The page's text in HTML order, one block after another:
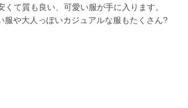
くて質も良い、可愛い服が手に入ります。
や大人っぽいカジュアルな服もたくさん?